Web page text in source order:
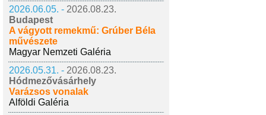
2026.06.05. - 2026.08.23.
Budapest
A vágyott remekmű: Grúber Béla
művészete
Magyar Nemzeti Galéria
2026.05.31. - 2026.08.23.
Hódmezővásárhely
Varázsos vonalak
Alföldi Galéria